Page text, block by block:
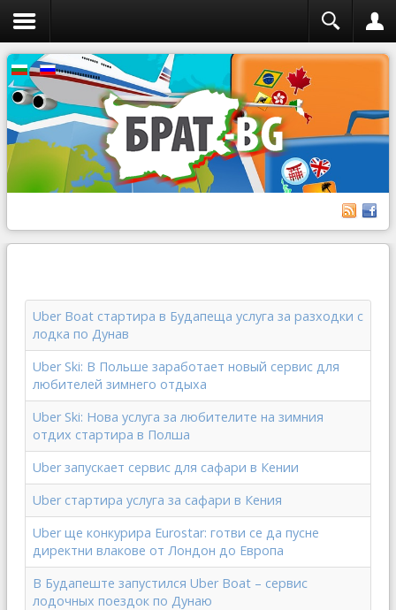
Uber Boat стартира в Будапеща услуга за разходки с
лодка по Дунав
Uber Ski: В Польше заработает новый сервис для
любителей зимнего отдыха
Uber Ski: Нова услуга за любителите на зимния
отдих стартира в Полша
Uber запускает сервис для сафари в Кении
Uber стартира услуга за сафари в Кения
Uber ще конкурира Eurostar: готви се да пусне
директни влакове от Лондон до Европа
В Будапеште запустился Uber Boat – сервис
лодочных поездок по Дунаю